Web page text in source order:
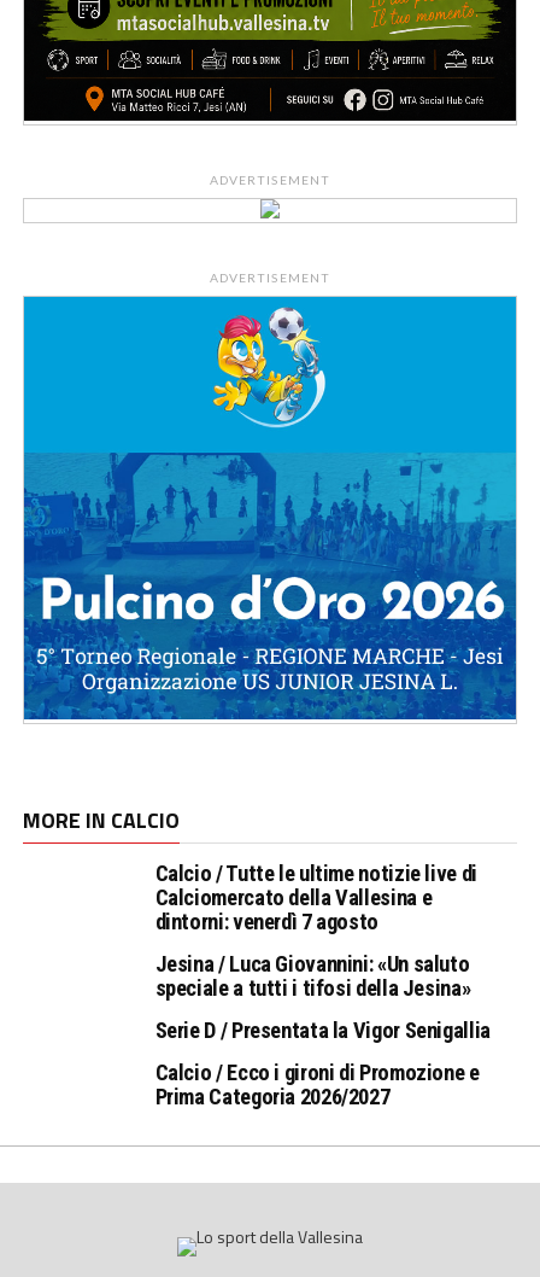
ADVERTISEMENT
ADVERTISEMENT
MORE IN CALCIO
Calcio / Tutte le ultime notizie live di
Calciomercato della Vallesina e
dintorni: venerdì 7 agosto
Jesina / Luca Giovannini: «Un saluto
speciale a tutti i tifosi della Jesina»
Serie D / Presentata la Vigor Senigallia
Calcio / Ecco i gironi di Promozione e
Prima Categoria 2026/2027